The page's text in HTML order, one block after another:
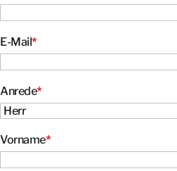
ÜBER UNS
STANDORTE
ÖSTERREICH
KONTAKT
E-Mail*
Anrede*
Vorname*